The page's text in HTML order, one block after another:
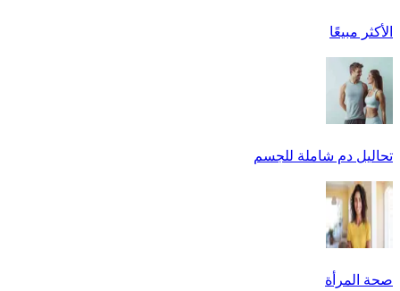
الأكثر مبيعًا
تحاليل دم شاملة للجسم
صحة المرأة